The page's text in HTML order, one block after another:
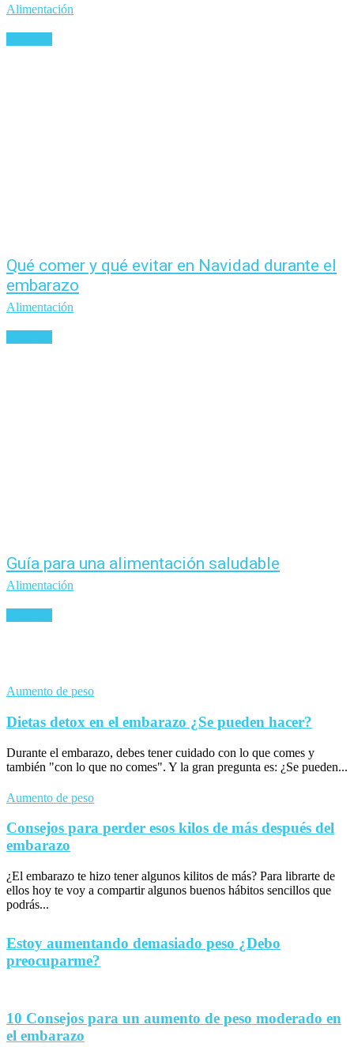
Alimentación
Qué comer y qué evitar en Navidad durante el
embarazo
Alimentación
Guía para una alimentación saludable
Alimentación
Aumento de peso
Dietas detox en el embarazo ¿Se pueden hacer?
Durante el embarazo, debes tener cuidado con lo que comes y
también "con lo que no comes". Y la gran pregunta es: ¿Se pueden...
Aumento de peso
Consejos para perder esos kilos de más después del
embarazo
¿El embarazo te hizo tener algunos kilitos de más? Para librarte de
ellos hoy te voy a compartir algunos buenos hábitos sencillos que
podrás...
Estoy aumentando demasiado peso ¿Debo
preocuparme?
10 Consejos para un aumento de peso moderado en
el embarazo